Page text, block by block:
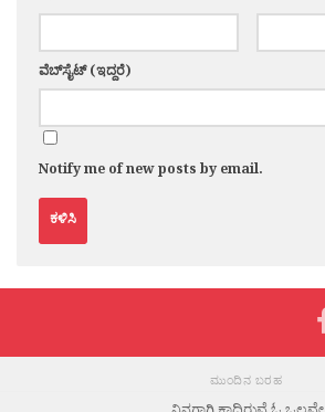
ವೆಬ್‌ಸೈಟ್ (ಇದ್ದರೆ)
Notify me of new posts by email.
ಮುಂದಿನ ಬರಹ